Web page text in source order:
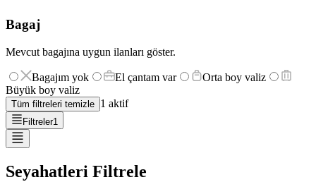
Bagaj
Mevcut bagajına uygun ilanları göster.
Bagajım yok El çantam var
Orta boy valiz
Büyük boy valiz
Tüm filtreleri temizle 1 aktif
Filtreler1
Seyahatleri Filtrele